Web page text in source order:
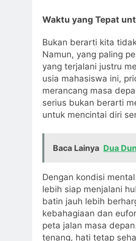
Waktu yang Tepat
Bukan berarti kita
Namun, yang paling
yang terjalani justru
usia mahasiswa ini,
merancang masa
serius bukan berarti
untuk mencintai diri
Baca Lainya Dua
Dengan kondisi
lebih siap menjalani
batin jauh lebih
kebahagiaan dan
peta jalan masa
tenang, hati tetap